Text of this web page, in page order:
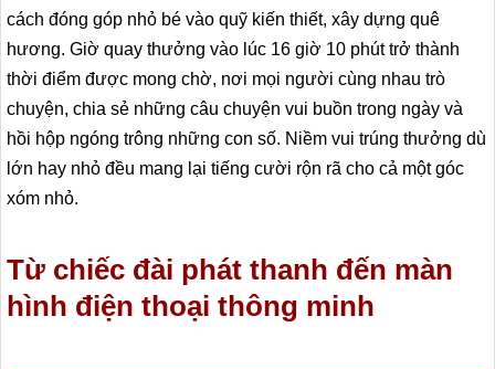
cách đóng góp nhỏ bé vào quỹ kiến thiết, xây dựng quê
hương. Giờ quay thưởng vào lúc 16 giờ 10 phút trở thành
thời điểm được mong chờ, nơi mọi người cùng nhau trò
chuyện, chia sẻ những câu chuyện vui buồn trong ngày và
hồi hộp ngóng trông những con số. Niềm vui trúng thưởng dù
lớn hay nhỏ đều mang lại tiếng cười rộn rã cho cả một góc
xóm nhỏ.
Từ chiếc đài phát thanh đến màn
hình điện thoại thông minh